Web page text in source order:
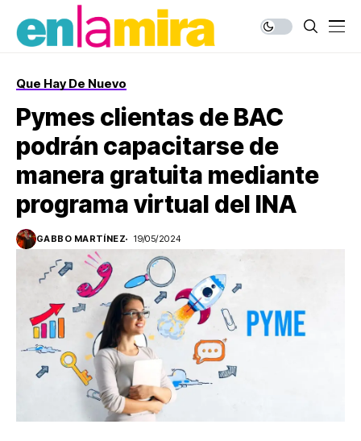
Que Hay De Nuevo
Pymes clientas de BAC
podrán capacitarse de
manera gratuita mediante
programa virtual del INA
GABBO MARTÍNEZ 19/05/2024